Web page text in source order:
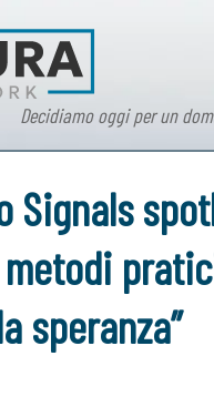
Decidiamo oggi per un
Signals
metodi
speranza”